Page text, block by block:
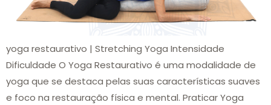
yoga restaurativo | Stretching Yoga Intensidade
Dificuldade O Yoga Restaurativo é uma modalidade de
yoga que se destaca pelas suas características suaves
e foco na restauração física e mental. Praticar Yoga